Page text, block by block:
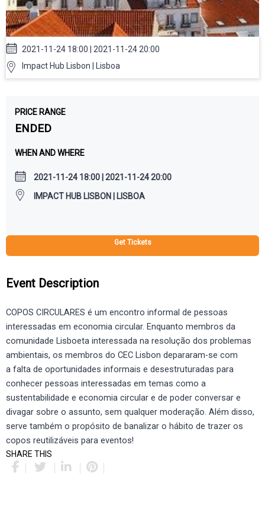
2021-11-24 18:00 | 2021-11-24 20:00
Impact Hub Lisbon | Lisboa
PRICE RANGE
ENDED
WHEN AND WHERE
2021-11-24 18:00 | 2021-11-24 20:00
IMPACT HUB LISBON | LISBOA
Get Tickets
Event Description
COPOS CIRCULARES é um encontro informal de pessoas
interessadas em economia circular. Enquanto membros da
comunidade Lisboeta interessada na resolução dos problemas
ambientais, os membros do CEC Lisbon depararam-se com
a falta de oportunidades informais e desestruturadas para
conhecer pessoas interessadas em temas como a
sustentabilidade e economia circular e de poder conversar e
divagar sobre o assunto, sem qualquer moderação. Além disso,
serve também o propósito de banalizar o hábito de trazer os
copos reutilizáveis para eventos!
SHARE THIS